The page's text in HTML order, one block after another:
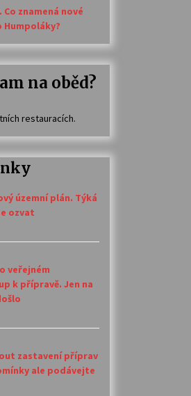
znamená nové
na oběd?
restauracích.
územní plán. Týká
ozvat
veřejném
k přípravě. Jen na
zastavení příprav
ale podávejte